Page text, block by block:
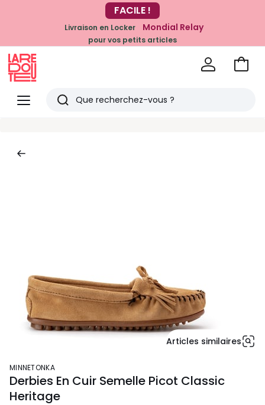
-20% dès 39€*
sur la mode
FACILE !
Livraison en Locker Mondial Relay
pour vos petits articles
Menu
Redoute
Rechercher
Voir
Articles similaires
MINNETONKA
Derbies En Cuir Semelle Picot Classic
Heritage